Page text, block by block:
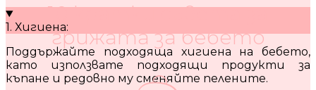
10 кратки съвета за
грижата за бебето
1. Хигиена:
Поддържайте подходяща хигиена на бебето,
като използвате подходящи продукти за
къпане и редовно му сменяйте пелените.